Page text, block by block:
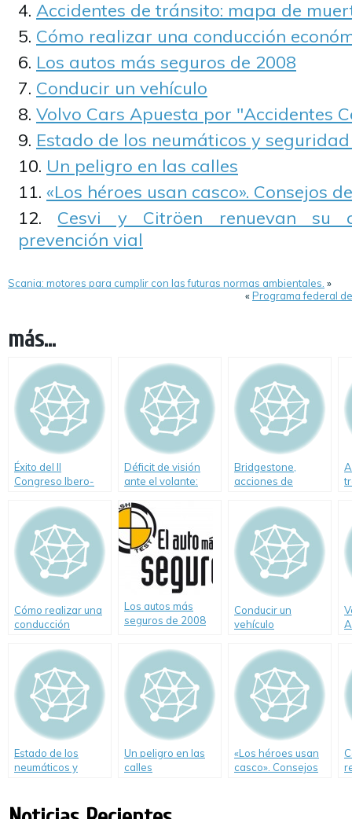
Accidentes de tránsito: mapa de
Cómo realizar una conducción
Los autos más seguros de 2008
Conducir un vehículo
Volvo Cars Apuesta por "Accidentes
Estado de los neumáticos y
Un peligro en las calles
«Los héroes usan casco». Consejos
Cesvi y Citröen renuevan su
prevención vial
Scania: motores para cumplir con las futuras normas ambientales. »
«Programa federal
más...
Éxito del II
Congreso Ibero-
Seguridad Vial
(CISEV) en Buenos
Aires
Déficit de visión
ante el volante:
Bridgestone,
acciones de
argentina
Cómo realizar una
conducción
ecológica
Los autos más
seguros de 2008
Conducir un
vehículo
Estado de los
neumáticos y
Un peligro en las
calles
«Los héroes usan
casco». Consejos